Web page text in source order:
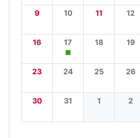
9 10 11 12
16 17
■
18 19
23 24 25 26
30 31 1 2